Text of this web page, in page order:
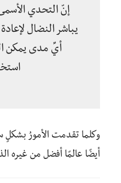
إنّ التحدي
يباشر النضال
أيِّ مدى يمكن
وكلما تقدمت الأمورُ بشكلٍ
أيضًا عالمًا أفضل من غيره